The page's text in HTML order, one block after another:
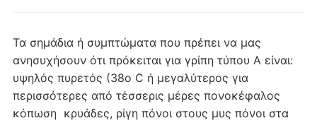
Τα σημάδια ή συμπτώματα που πρέπει να μας
ανησυχήσουν ότι πρόκειται για γρίπη τύπου Α είναι:
υψηλός πυρετός (38ο C ή μεγαλύτερος για
περισσότερες από τέσσερις μέρες πονοκέφαλος
κόπωση κρυάδες, ρίγη πόνοι στους μυς πόνοι στα